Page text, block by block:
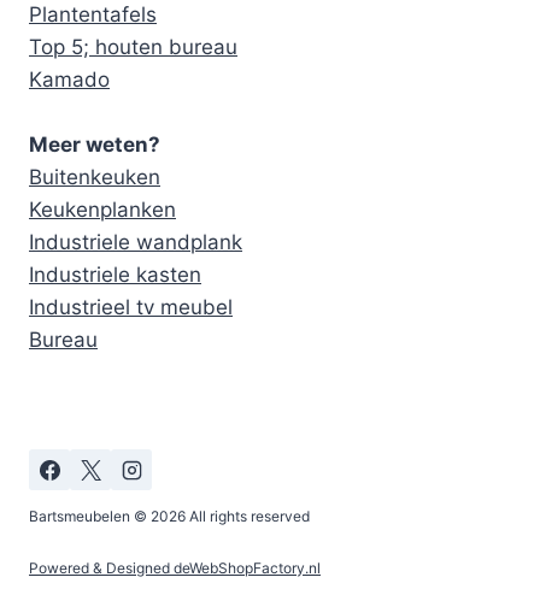
Plantentafels
Top 5; houten bureau
Kamado
Meer weten?
Buitenkeuken
Keukenplanken
Industriele wandplank
Industriele kasten
Industrieel tv meubel
Bureau
Bartsmeubelen © 2026 All rights reserved
Powered & Designed deWebShopFactory.nl